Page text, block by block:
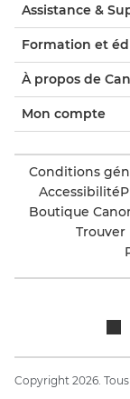
Assistance &
Formation et
À propos de
Mon compte
Conditions
Accessibilité
Boutique
Copyright 2026.